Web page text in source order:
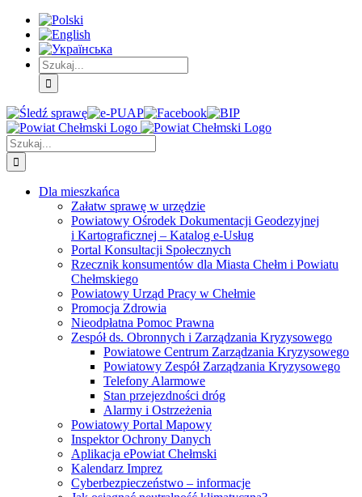
Skip
Treść
główna
Skip
Menu
główne
Skip
Menu
dodatkowe
Szukaj
Śledź
sprawę
E-
PUAP
Facebook BIP Instagram
Szukaj
Dla mieszkańca
Załatw sprawę w urzędzie
Powiatowy Ośrodek Dokumentacji Geodezyjnej
i Kartograficznej – Katalog e-Usług
Portal Konsultacji Społecznych
Rzecznik konsumentów dla Miasta Chełm i Powiatu
Chełmskiego
Powiatowy Urząd Pracy w Chełmie
Promocja Zdrowia
Nieodpłatna Pomoc Prawna
Zespół ds. Obronnych i Zarządzania Kryzysowego
Powiatowe Centrum Zarządzania Kryzysowego
Powiatowy Zespół Zarządzania Kryzysowego
Telefony Alarmowe
Stan przejezdności dróg
Alarmy i Ostrzeżenia
Powiatowy Portal Mapowy
Inspektor Ochrony Danych
Aplikacja ePowiat Chełmski
Kalendarz Imprez
Cyberbezpieczeństwo – informacje